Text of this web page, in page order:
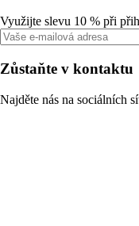
Využijte slevu 10 % při
Zůstaňte v kontaktu
Najděte nás na sociálních